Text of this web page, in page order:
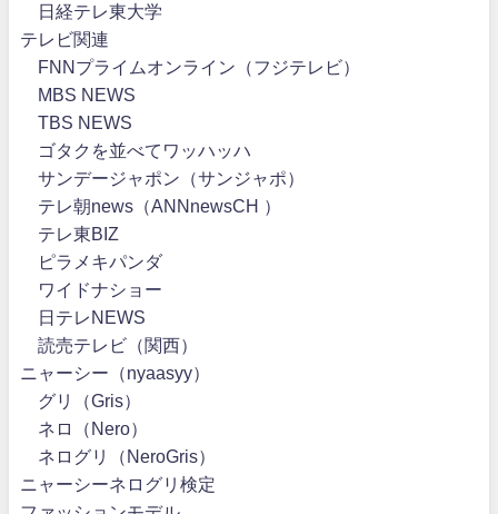
日経テレ東大学
テレビ関連
FNNプライムオンライン（フジテレビ）
MBS NEWS
TBS NEWS
ゴタクを並べてワッハッハ
サンデージャポン（サンジャポ）
テレ朝news（ANNnewsCH ）
テレ東BIZ
ピラメキパンダ
ワイドナショー
日テレNEWS
読売テレビ（関西）
ニャーシー（nyaasyy）
グリ（Gris）
ネロ（Nero）
ネログリ（NeroGris）
ニャーシーネログリ検定